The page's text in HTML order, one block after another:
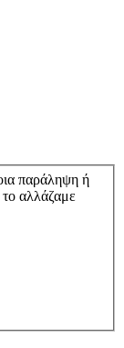
παράληψη ή
το αλλάζαμε